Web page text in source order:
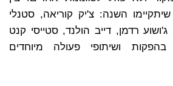
השנה: צ'יק קוריאה, סטנלי
רדמן, דייב הולנד, סטייסי קנט
ושיתופי פעולה מיוחדים